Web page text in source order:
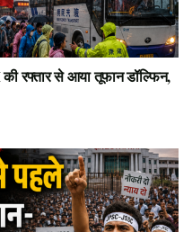
रफ्तार से आया तूफान डॉल्फिन,